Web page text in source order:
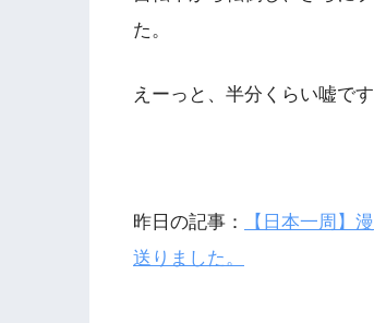
た。
えーっと、半分くらい嘘で
昨日の記事：
【日本一周】
送りました。